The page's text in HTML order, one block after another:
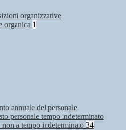
organizzative
organica 1
annuale del personale
personale tempo indeterminato
non a tempo indeterminato 34